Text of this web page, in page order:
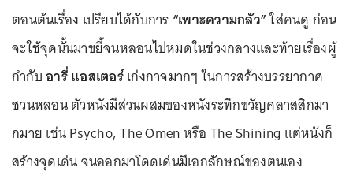
ตอนต้นเรื่อง เปรียบได้กับการ “เพาะความกลัว”ใส่คนดู ก่อน
จะใช้จุดนั้นมาขยี้จนหลอนไปหมดในช่วงกลางและท้ายเรื่องผู้
กำกับอารี่ แอสเตอร์เก่งกาจมากๆ ในการสร้างบรรยากาศ
ชวนหลอน ตัวหนังมีส่วนผสมของหนังระทึกขวัญคลาสสิกมา
กมาย เช่น Psycho, The Omen หรือ The Shining แต่หนังก็
สร้างจุดเด่น จนออกมาโดดเด่นมีเอกลักษณ์ของตนเอง